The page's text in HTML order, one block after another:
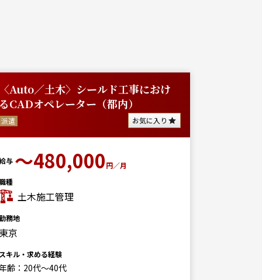
〈Auto／土木〉シールド工事におけ
るCADオペレーター（都内）
派遣 お気に入り
与 〜480,000円／月
種
土木施工管理
務地
東京
スキル・求める経験
齢：20代～40代